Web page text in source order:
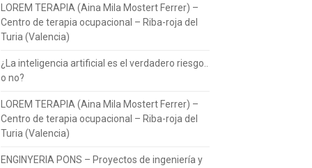
LOREM TERAPIA (Aina Mila Mostert Ferrer) –
Centro de terapia ocupacional – Riba-roja del
Turia (Valencia)
¿La inteligencia artificial es el verdadero riesgo..
o no?
LOREM TERAPIA (Aina Mila Mostert Ferrer) –
Centro de terapia ocupacional – Riba-roja del
Turia (Valencia)
ENGINYERIA PONS – Proyectos de ingeniería y